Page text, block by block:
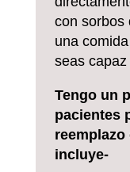
con sorbos
una
seas
Tengo un
pacientes
incluye-